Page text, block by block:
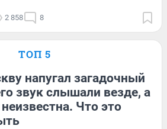
2 858 8
ТОП 5
напугал загадочный
звук слышали везде, а
Что это